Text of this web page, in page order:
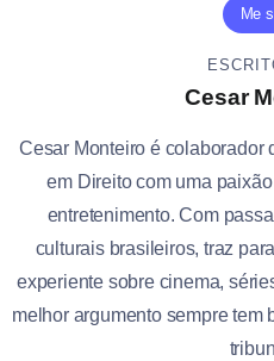
Me
Cesar
Cesar Monteiro é colaborador
em Direito com uma
entretenimento. Com
culturais brasileiros, traz
experiente sobre cinema,
melhor argumento sempre tem